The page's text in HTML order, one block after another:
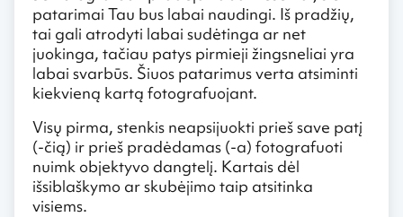
patarimai Tau bus labai naudingi. Iš pradžių,
tai gali atrodyti labai sudėtinga ar net
juokinga, tačiau patys pirmieji žingsneliai yra
labai svarbūs. Šiuos patarimus verta atsiminti
kiekvieną kartą fotografuojant.
Visų pirma, stenkis neapsijuokti prieš save patį
(-čią) ir prieš pradėdamas (-a) fotografuoti
nuimk objektyvo dangtelį. Kartais dėl
išsiblaškymo ar skubėjimo taip atsitinka
visiems.